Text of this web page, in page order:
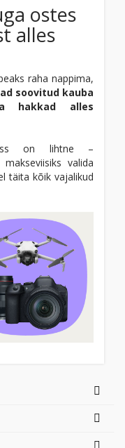
ostes
alles
raha nappima,
soovitud kauba
hakkad alles
on lihtne –
valida
täita kõik vajalikud